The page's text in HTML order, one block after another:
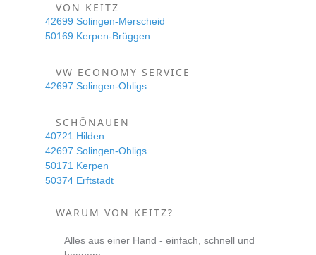
VON KEITZ
42699 Solingen-Merscheid
50169 Kerpen-Brüggen
VW ECONOMY SERVICE
42697 Solingen-Ohligs
SCHÖNAUEN
40721 Hilden
42697 Solingen-Ohligs
50171 Kerpen
50374 Erftstadt
WARUM VON KEITZ?
Alles aus einer Hand - einfach, schnell und